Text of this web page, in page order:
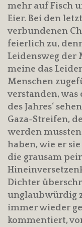
mehr auf Fisch
Eier. Bei den
verbundenen
feierlich zu,
Leidensweg der
meine das
Menschen
verstanden, was
des Jahres‘
Gaza-Streifen,
werden
haben, wie er
die grausam
Dichter
unglaubwürdig
immer wieder
kommentiert,